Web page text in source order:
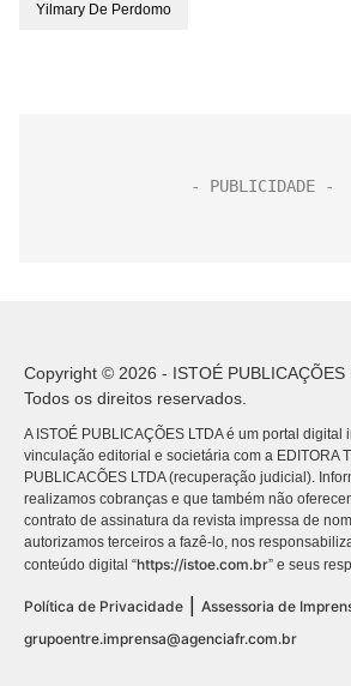
Yilmary De Perdomo
Copyright © 2026 - ISTOÉ PUBLICAÇÕES
Todos os direitos reservados.
A ISTOÉ PUBLICAÇÕES LTDA é um portal
vinculação editorial e societária com a EDITORA
PUBLICACÕES LTDA (recuperação judicial).
realizamos cobranças e que também não
contrato de assinatura da revista impressa de
autorizamos terceiros a fazê-lo, nos
conteúdo digital “https://istoe.com.br” e seus
Política de Privacidade
Assessoria de
grupoentre.imprensa@agenciafr.com.br